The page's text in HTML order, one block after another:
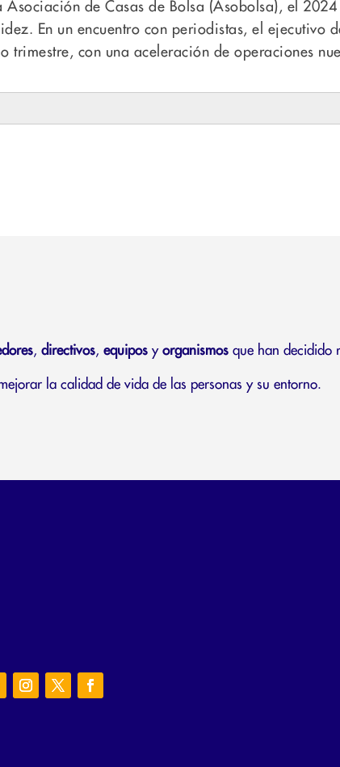
de Casas de Bolsa (Asobolsa), el
En un encuentro con periodistas, el ejecutivo
con una aceleración de operaciones
, directivos, equipos y organismos que han decidido
la calidad de vida de las personas y su entorno.